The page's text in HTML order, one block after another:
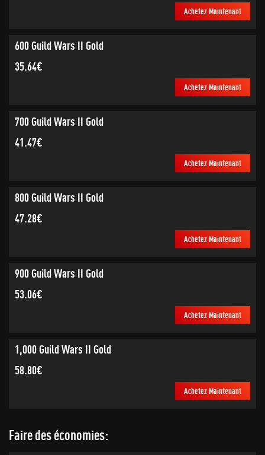
Achetez Maintenant
600 Guild Wars II Gold
35.64€
Achetez Maintenant
700 Guild Wars II Gold
41.47€
Achetez Maintenant
800 Guild Wars II Gold
47.28€
Achetez Maintenant
900 Guild Wars II Gold
53.06€
Achetez Maintenant
1,000 Guild Wars II Gold
58.80€
Achetez Maintenant
Faire des économies: